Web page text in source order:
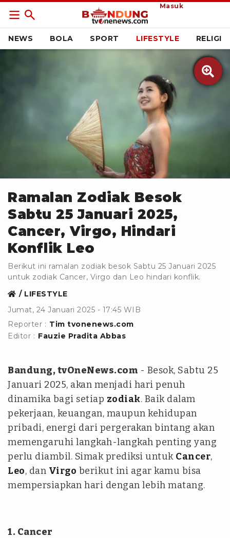
Masuk
NEWS BOLA SPORT LIFESTYLE RELIGI

Ramalan Zodiak Besok
Sabtu 25 Januari 2025,
Cancer, Virgo, Hindari
Konflik Leo
Berikut ini ramalan zodiak besok Sabtu 25 Januari 2025
untuk zodiak Cancer, Virgo dan Leo hindari konflik.
LIFESTYLE
Jumat, 24 Januari 2025 - 17:45 WIB
Reporter : Tim tvonenews.com
Editor : Fauzie Pradita Abbas
Bandung, tvOneNews.com - Besok, Sabtu 25
Januari 2025, akan menjadi hari penuh
dinamika bagi setiap zodiak. Baik dalam
pekerjaan, keuangan, maupun kehidupan
pribadi, energi dari pergerakan bintang akan
memengaruhi langkah-langkah penting yang
perlu diambil. Simak prediksi untuk Cancer,
Leo, dan Virgo berikut ini agar kamu bisa
mempersiapkan hari dengan lebih matang.
1. Cancer